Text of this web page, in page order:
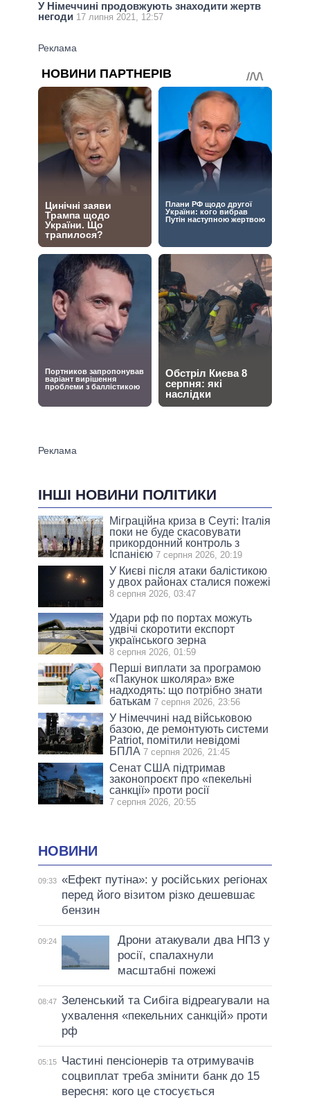
У Німеччині продовжують знаходити жертв
негоди 17 липня 2021, 12:57
ІНШІ НОВИНИ ПОЛІТИКИ
Міграційна криза в Сеуті: Італія
поки не буде скасовувати
прикордонний контроль з
Іспанією 7 серпня 2026, 20:19
У Києві після атаки балістикою
у двох районах сталися пожежі
8 серпня 2026, 03:47
Удари рф по портах можуть
удвічі скоротити експорт
українського зерна
8 серпня 2026, 01:59
Перші виплати за програмою
«Пакунок школяра» вже
надходять: що потрібно знати
батькам 7 серпня 2026, 23:56
У Німеччині над військовою
базою, де ремонтують системи
Patriot, помітили невідомі
БПЛА 7 серпня 2026, 21:45
Сенат США підтримав
законопроєкт про «пекельні
санкції» проти росії
7 серпня 2026, 20:55
НОВИНИ
09:33 «Ефект путіна»: у російських регіонах
перед його візитом різко дешевшає
бензин
09:24
Дрони атакували два НПЗ у
росії, спалахнули
масштабні пожежі
08:47 Зеленський та Сибіга відреагували на
ухвалення «пекельних санкцій» проти
рф
05:15
Частині пенсіонерів та отримувачів
соцвиплат треба змінити банк до 15
вересня: кого це стосується